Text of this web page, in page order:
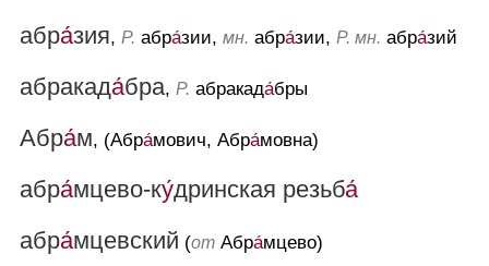
абра́зия, Р. абра́зии, мн. абра́зии, Р. мн. абра́зий
абракада́бра, Р. абракада́бры
Абра́м, (Абра́мович, Абра́мовна)
абра́мцево-ку́дринская резьба́
абра́мцевский (от Абра́мцево)